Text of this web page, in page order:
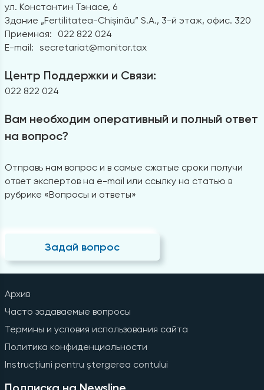
ул. Константин Тэнасе, 6
Здание „Fertilitatea-Chișinău” S.A., 3-й этаж, офис. 320
Приемная:
022 822 024
E-mail: secretariat@monitor.tax
Центр Поддержки и Связи:
022 822 024
Вам необходим оперативный и полный ответ
на вопрос?
Отправь нам вопрос и в самые сжатые сроки получи
ответ экспертов на e-mail или ссылку на статью в
рубрике «Вопросы и ответы»
Задай вопрос
Архив
Часто задаваемые вопросы
Термины и условия использования сайта
Политика конфиденциальности
Instrucțiuni pentru ștergerea contului